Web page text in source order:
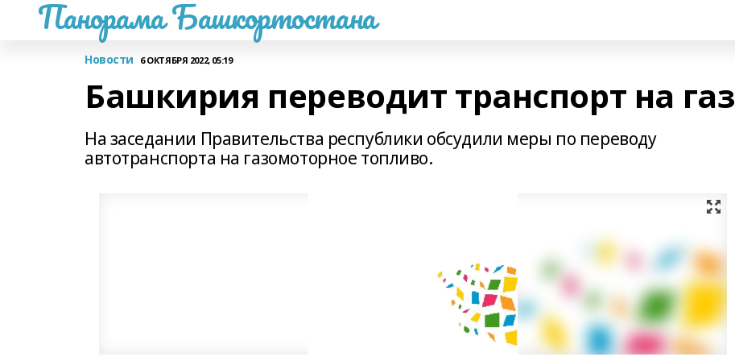
Панорама Башкортостана
Новости 6 ОКТЯБРЯ 2022, 05:19
Башкирия переводит транспорт на газ
На заседании Правительства республики обсудили меры по переводу
автотранспорта на газомоторное топливо.